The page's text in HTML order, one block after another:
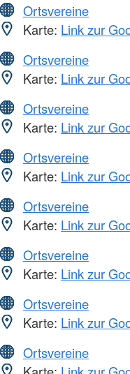
Ortsvereine
Karte: Link zur
Ortsvereine
Karte: Link zur
Ortsvereine
Karte: Link zur
Ortsvereine
Karte: Link zur
Ortsvereine
Karte: Link zur
Ortsvereine
Karte: Link zur
Ortsvereine
Karte: Link zur
Ortsvereine